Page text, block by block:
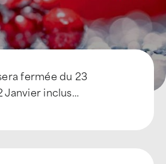
fermée du 23
Janvier inclus…